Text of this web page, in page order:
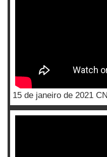
15 de janeiro de 2021